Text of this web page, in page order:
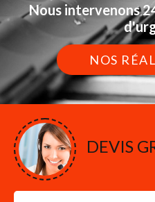
Nous intervenons
NOS
DEVIS